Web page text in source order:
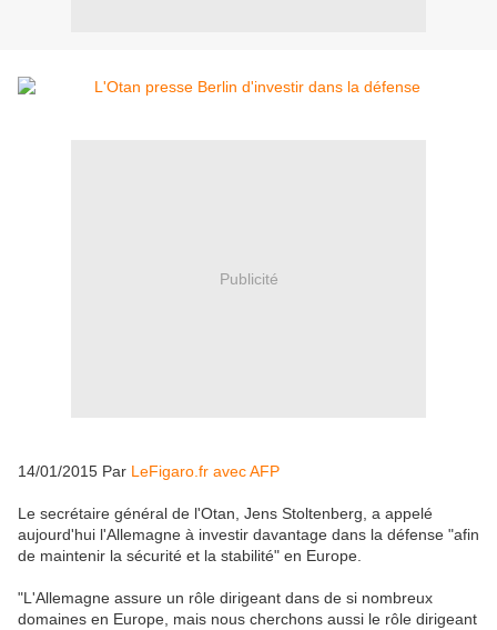
Publicité
14/01/2015 Par LeFigaro.fr avec AFP
Le secrétaire général de l'Otan, Jens Stoltenberg, a appelé
aujourd'hui l'Allemagne à investir davantage dans la défense "afin
de maintenir la sécurité et la stabilité" en Europe.
"L'Allemagne assure un rôle dirigeant dans de si nombreux
domaines en Europe, mais nous cherchons aussi le rôle dirigeant